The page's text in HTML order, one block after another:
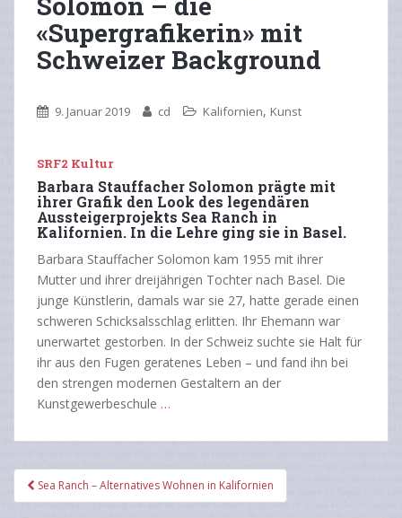
«Supergrafikerin» mit
Schweizer Background
9. Januar 2019 cd Kalifornien, Kunst
SRF2 Kultur
Barbara Stauffacher Solomon prägte mit
ihrer Grafik den Look des legendären
Aussteigerprojekts Sea Ranch in
Kalifornien. In die Lehre ging sie in Basel.
Barbara Stauffacher Solomon kam 1955 mit ihrer
Mutter und ihrer dreijährigen Tochter nach Basel. Die
junge Künstlerin, damals war sie 27, hatte gerade einen
schweren Schicksalsschlag erlitten. Ihr Ehemann war
unerwartet gestorben. In der Schweiz suchte sie Halt für
ihr aus den Fugen geratenes Leben – und fand ihn bei
den strengen modernen Gestaltern an der
Kunstgewerbeschule …
Beitragsnavigation
Sea Ranch – Alternatives Wohnen in Kalifornien